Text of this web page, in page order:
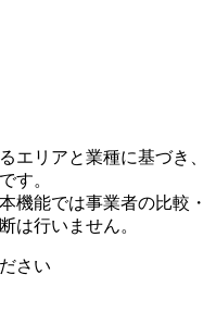
エリアと業種に基づき、
す。
機能では事業者の比較・
は行いません。
さい